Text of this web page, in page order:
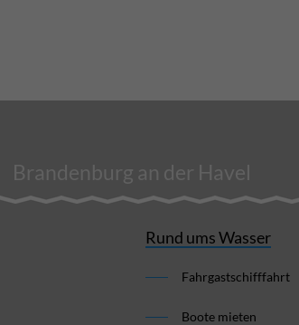
Brandenburg an der Havel
Rund ums Wasser
Fahrgastschifffahrt
Boote mieten